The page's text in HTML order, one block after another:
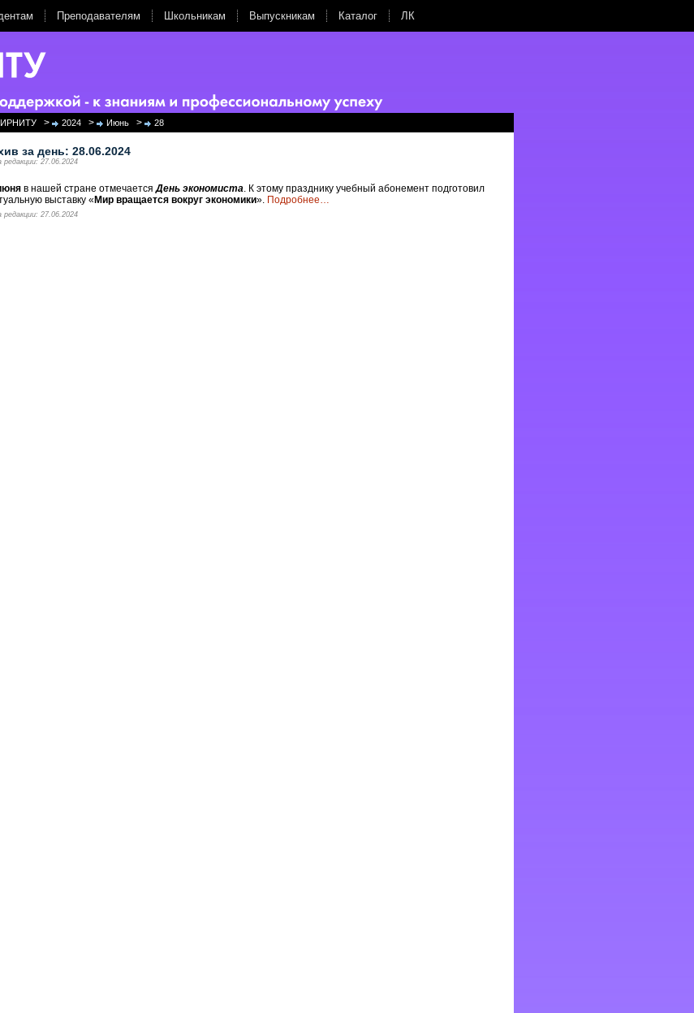
Преподавателям Школьникам Выпускникам Каталог ЛК
> 2024 > Июнь > 28
за день: 28.06.2024
редакции: 27.06.2024
в нашей стране отмечаетсяДень экономиста. К этому празднику учебный абонемент подготовил
выставку « Мир вращается вокруг экономики». Подробнее…
редакции: 27.06.2024